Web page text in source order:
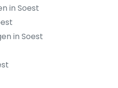
in Soest
in Soest